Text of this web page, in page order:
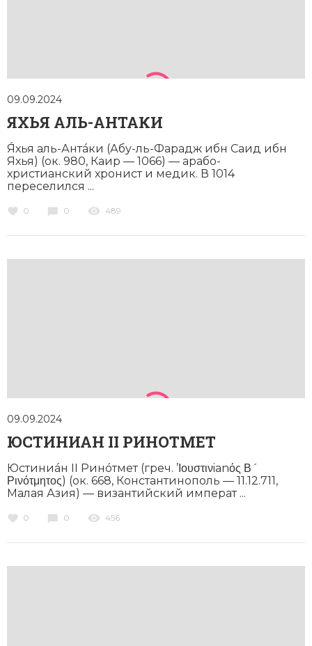
Империи
Историческая география и топонимика
История материальной и духовной культуры
История международных отношений
История, философия, теория и методология
исторического знания
Образование
Общественные объединения и организации
Политическая история
Религия и церковь
09.09.2024
ЯХЬЯ АЛЬ-АНТАКИ
Я́хья аль-Антáки (Абу-ль-Фарадж ибн Саид ибн
Яхья) (ок. 980, Каир — 1066) — арабо-
христианский хронист и медик. В 1014
переселился ...
0 0 489
09.09.2024
ЮСТИНИАН II РИНОТМЕТ
Юстиниáн II Ринóтмет (греч. ’Ιουστινianός Β´
Ρινότμητος) (ок. 668, Константинополь — 11.12.711,
Малая Азия) — византийский императ ...
0 0 456